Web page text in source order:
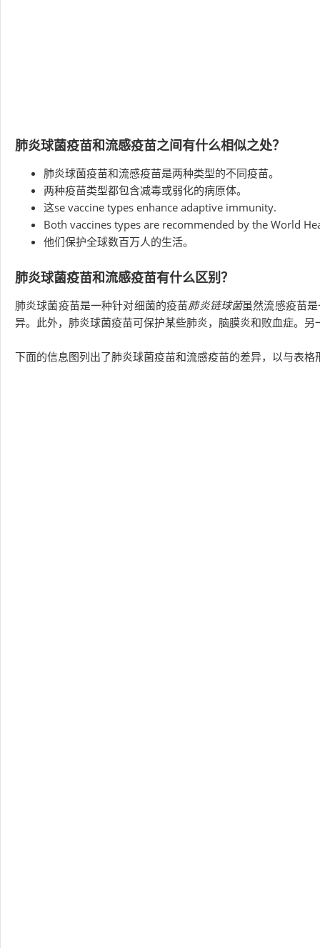
肺炎球菌疫苗和流感疫苗之间有什么相似之处？
肺炎球菌疫苗和流感疫苗是两种类型的不同疫苗。
两种疫苗类型都包含减毒或弱化的病原体。
这se vaccine types enhance adaptive immunity.
Both vaccines types are recommended by the World
他们保护全球数百万人的生活。
肺炎球菌疫苗和流感疫苗有什么区别？
肺炎球菌疫苗是一种针对细菌的疫苗肺炎链球菌虽然流感疫苗
异。此外，肺炎球菌疫苗可保护某些肺炎，脑膜炎和败血症。
下面的信息图列出了肺炎球菌疫苗和流感疫苗的差异，以与表格